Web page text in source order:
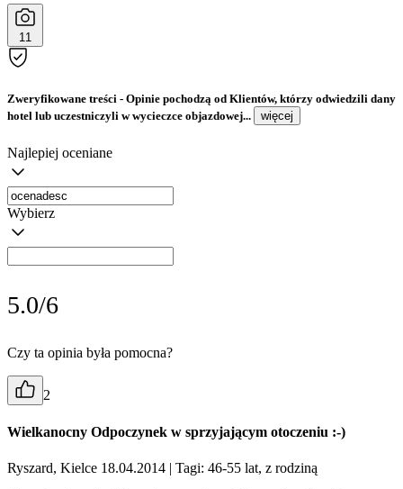
11
Zweryfikowane treści - Opinie pochodzą od Klientów, którzy odwiedzili dany
hotel lub uczestniczyli w wycieczce objazdowej...
więcej
Najlepiej oceniane
Wybierz
5.0/6
Czy ta opinia była pomocna?
2
Wielkanocny Odpoczynek w sprzyjającym otoczeniu :-)
Ryszard, Kielce 18.04.2014 | Tagi: 46-55 lat, z rodziną